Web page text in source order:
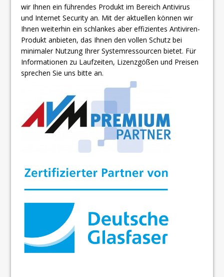
wir Ihnen ein führendes Produkt im Bereich Antivirus
und Internet Security an. Mit der aktuellen können wir
Ihnen weiterhin ein schlankes aber effizientes Antiviren-
Produkt anbieten, das Ihnen den vollen Schutz bei
minimaler Nutzung Ihrer Systemressourcen bietet. Für
Informationen zu Laufzeiten, Lizenzgößen und Preisen
sprechen Sie uns bitte an.